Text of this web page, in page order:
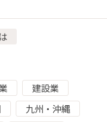
建設業
九州・沖縄